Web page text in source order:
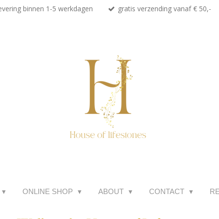
binnen 1-5 werkdagen gratis verzending vanaf € 50,-
ONLINE SHOP ABOUT CONTACT